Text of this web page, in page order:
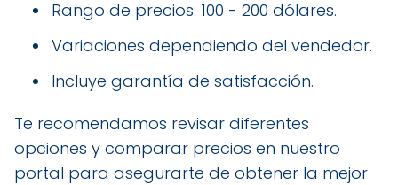
Rango de precios: 100 - 200 dólares.
Variaciones dependiendo del vendedor.
Incluye garantía de satisfacción.
Te recomendamos revisar diferentes
opciones y comparar precios en nuestro
portal para asegurarte de obtener la mejor